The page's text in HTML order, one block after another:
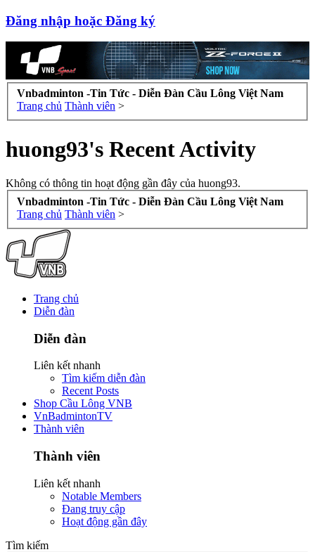
Đăng nhập hoặc Đăng ký
Vnbadminton -Tin Tức - Diễn Đàn Cầu Lông Việt Nam
Trang chủ Thành viên >
huong93's Recent Activity
Không có thông tin hoạt động gần đây của huong93.
Vnbadminton -Tin Tức - Diễn Đàn Cầu Lông Việt Nam
Trang chủ Thành viên >
Trang chủ
Diễn đàn
Diễn đàn
Liên kết nhanh
Tìm kiếm diễn đàn
Recent Posts
Shop Cầu Lông VNB
VnBadmintonTV
Thành viên
Thành viên
Liên kết nhanh
Notable Members
Đang truy cập
Hoạt động gần đây
Tìm kiếm